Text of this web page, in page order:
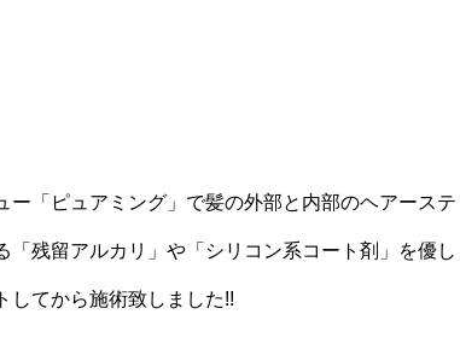
ー「ピュアミング」で髪の外部と内部のヘアーステ
「残留アルカリ」や「シリコン系コート剤」を優し
してから施術致しました!!